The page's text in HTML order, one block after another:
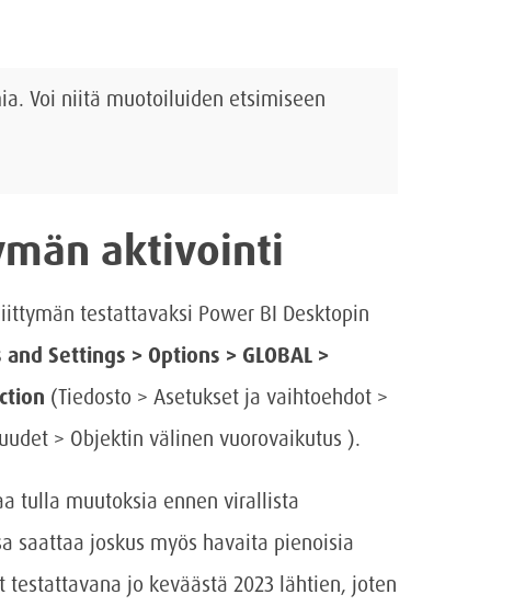
Voi niitä muotoiluiden etsimiseen
aktivointi
testattavaksi Power BI Desktopin
Settings > Options > GLOBAL >
(Tiedosto > Asetukset ja vaihtoehdot >
> Objektin välinen vuorovaikutus ).
tulla muutoksia ennen virallista
saattaa joskus myös havaita pienoisia
jo keväästä 2023 lähtien, joten